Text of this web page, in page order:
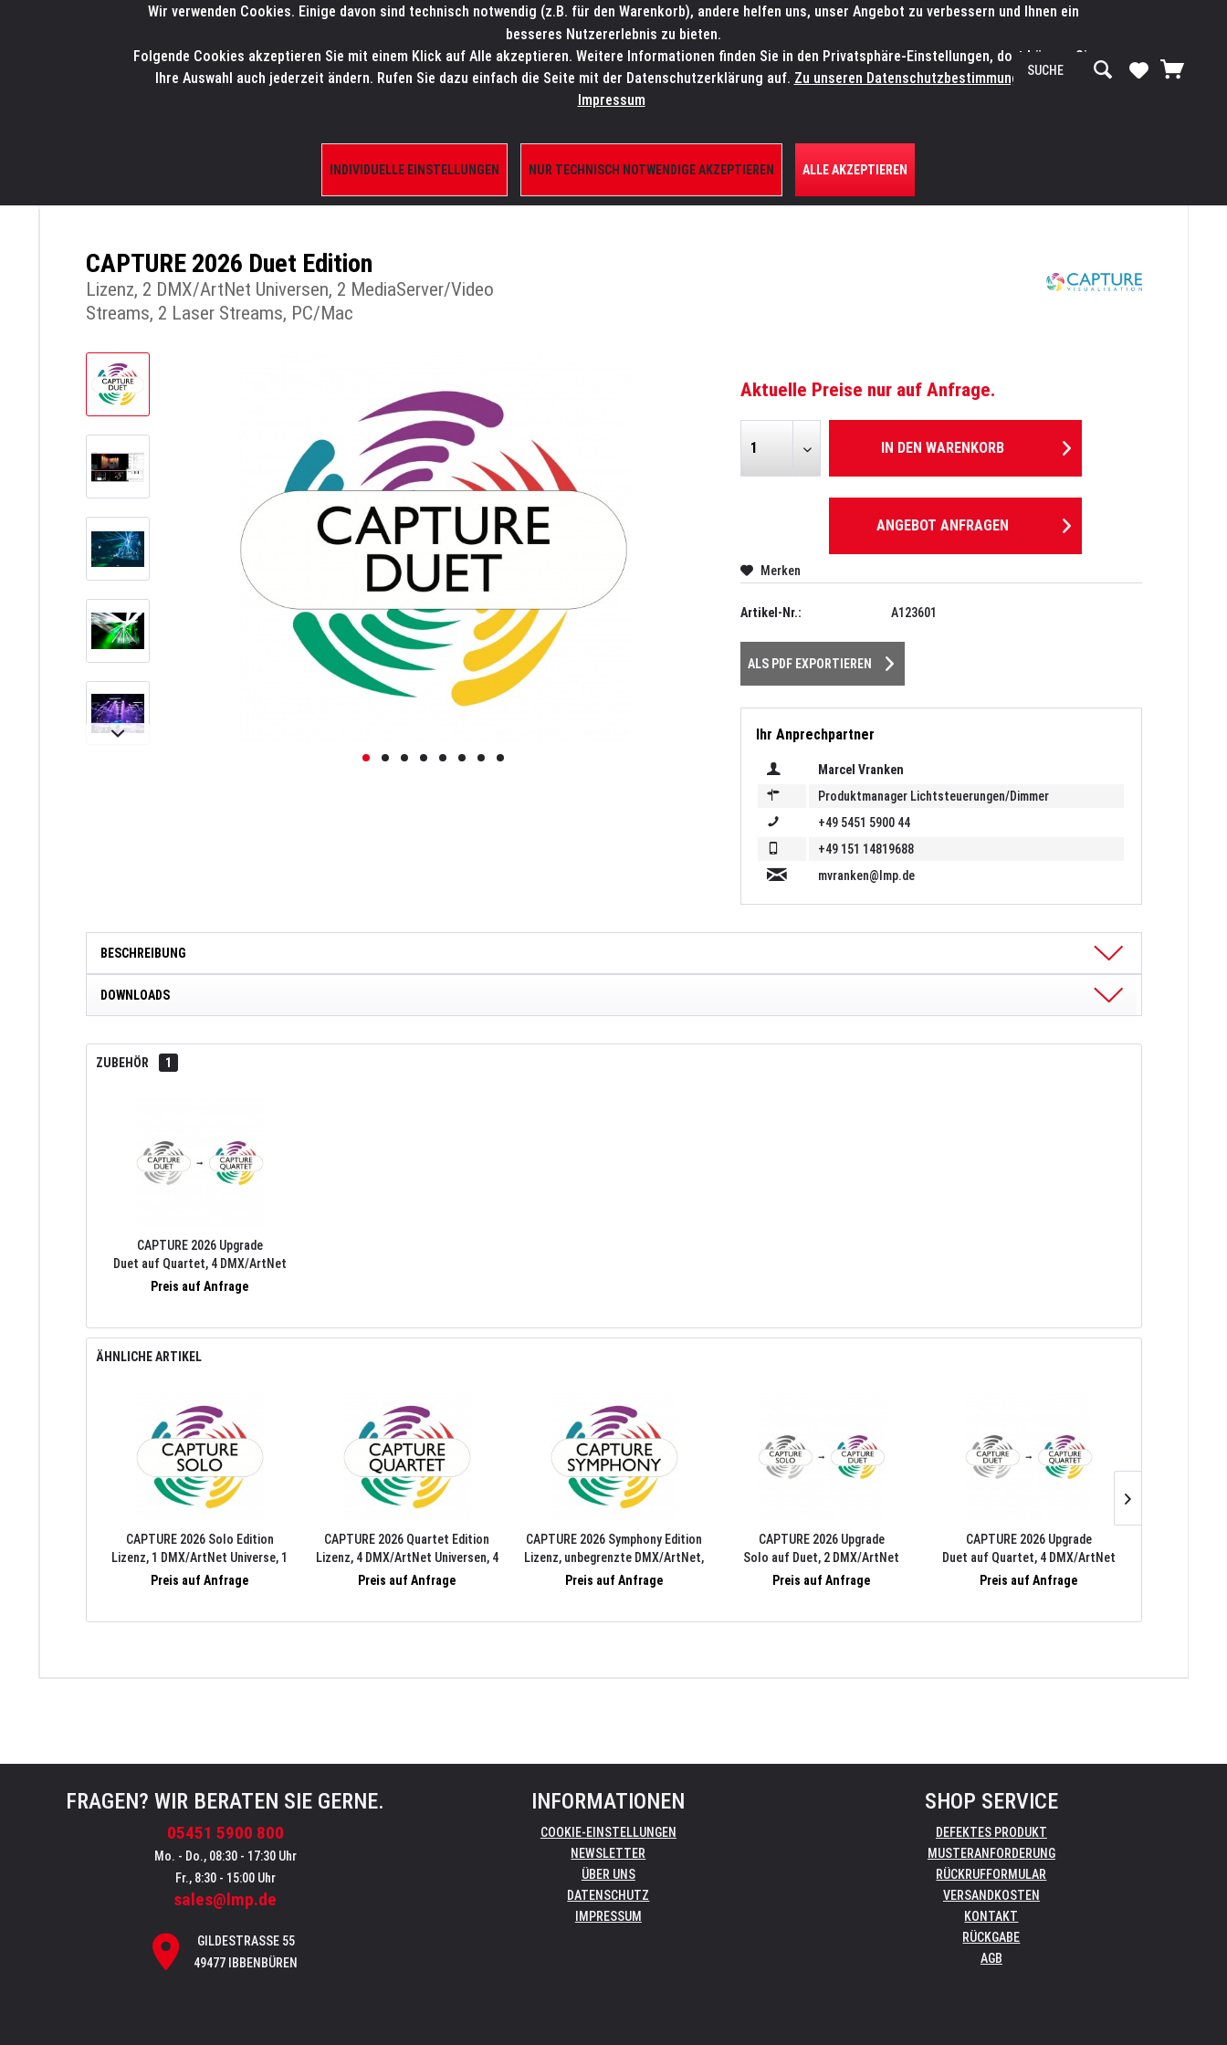
SALES-HOTLINE: +49 5451 5900-800 24/7: sales@lmp.de SERVICE-WERKSTATT Service/Hilfe
HOME PRODUKTE/SHOP MARKEN AKTUELLES SERVICE ÜBER UNS
VISUALISIERUNGEN
CAPTURE 2026 Duet Edition
Lizenz, 2 DMX/ArtNet Universen, 2 MediaServer/Video
Streams, 2 Laser Streams, PC/Mac
Aktuelle Preise nur auf Anfrage.
IN DEN WARENKORB
ANGEBOT ANFRAGEN
Merken
Artikel-Nr.: A123601
ALS PDF EXPORTIEREN
Ihr Anprechpartner
Marcel Vranken
Produktmanager Lichtsteuerungen/Dimmer
+49 5451 5900 44
+49 151 14819688
mvranken@lmp.de
BESCHREIBUNG
DOWNLOADS
ZUBEHÖR 1
CAPTURE 2026 Upgrade
Duet auf Quartet, 4 DMX/ArtNet
Universen, 4 MediaServer/Video
Preis auf Anfrage
ÄHNLICHE ARTIKEL
CAPTURE 2026 Solo Edition
Lizenz, 1 DMX/ArtNet Universe, 1
MediaServer/Video Stream, 1 Laser
Preis auf Anfrage
CAPTURE 2026 Quartet Edition
Lizenz, 4 DMX/ArtNet Universen, 4
MediaServer/Video Streams, 4
Preis auf Anfrage
CAPTURE 2026 Symphony Edition
Lizenz, unbegrenzte DMX/ArtNet,
Universen, unbegrenzte
Preis auf Anfrage
CAPTURE 2026 Upgrade
Solo auf Duet, 2 DMX/ArtNet
Universen, 2 MediaServer/Video
Preis auf Anfrage
CAPTURE 2026 Upgrade
Duet auf Quartet, 4 DMX/ArtNet
Universen, 4 MediaServer/Video
Preis auf Anfrage
FRAGEN? WIR BERATEN SIE GERNE.
05451 5900 800
Mo. - Do., 08:30 - 17:30 Uhr
Fr., 8:30 - 15:00 Uhr
sales@lmp.de
GILDESTRASSE 55
49477 IBBENBÜREN
INFORMATIONEN
COOKIE-EINSTELLUNGEN
NEWSLETTER
ÜBER UNS
DATENSCHUTZ
IMPRESSUM
SHOP SERVICE
DEFEKTES PRODUKT
MUSTERANFORDERUNG
RÜCKRUFFORMULAR
VERSANDKOSTEN
KONTAKT
RÜCKGABE
AGB
Wir verwenden Cookies. Einige davon sind technisch notwendig (z.B. für den Warenkorb), andere helfen uns, unser Angebot zu verbessern und Ihnen ein
besseres Nutzererlebnis zu bieten.
Folgende Cookies akzeptieren Sie mit einem Klick auf Alle akzeptieren. Weitere Informationen finden Sie in den Privatsphäre-Einstellungen, dort können Sie
Ihre Auswahl auch jederzeit ändern. Rufen Sie dazu einfach die Seite mit der Datenschutzerklärung auf. Zu unseren Datenschutzbestimmungen. Zum
Impressum
INDIVIDUELLE EINSTELLUNGEN NUR TECHNISCH NOTWENDIGE AKZEPTIEREN ALLE AKZEPTIEREN